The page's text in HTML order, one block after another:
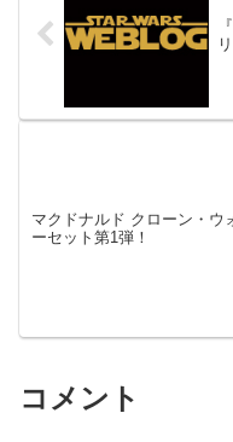
マクドナルド クローン・ウ
ーセット第1弾！
コメント